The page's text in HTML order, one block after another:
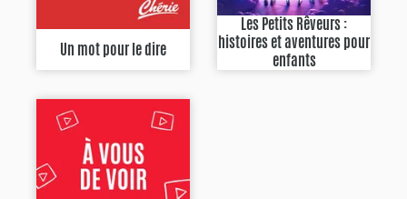
Un mot pour le dire
Les Petits Rêveurs :
histoires et aventures pour
enfants